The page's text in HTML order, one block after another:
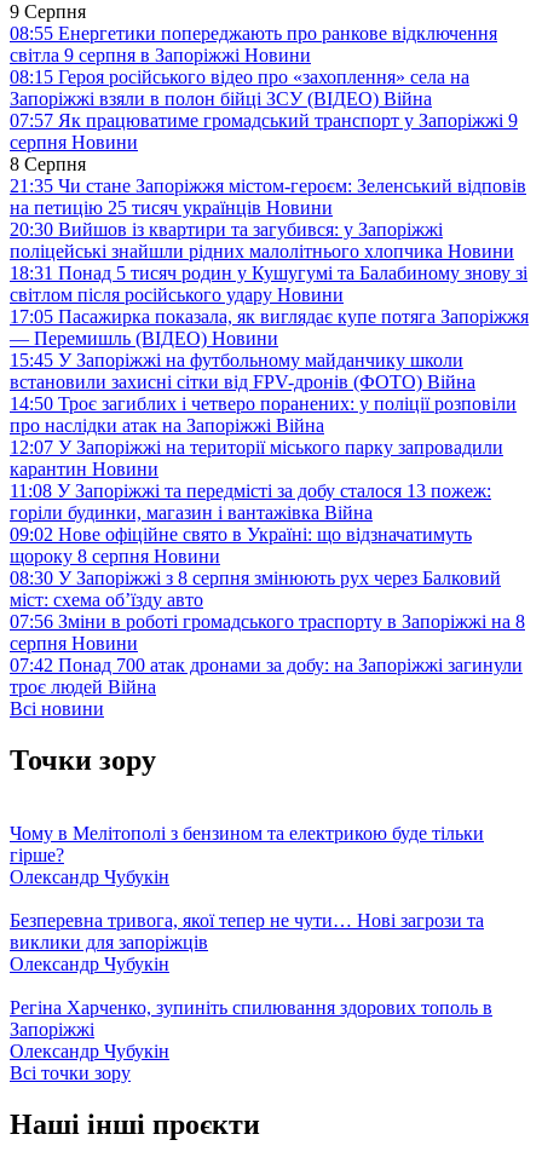
9 Серпня
08:55 Енергетики попереджають про ранкове відключення
світла 9 серпня в Запоріжжі Новини
08:15 Героя російського відео про «захоплення» села на
Запоріжжі взяли в полон бійці ЗСУ (ВІДЕО) Війна
07:57 Як працюватиме громадський транспорт у Запоріжжі 9
серпня Новини
8 Серпня
21:35 Чи стане Запоріжжя містом-героєм: Зеленський відповів
на петицію 25 тисяч українців Новини
20:30 Вийшов із квартири та загубився: у Запоріжжі
поліцейські знайшли рідних малолітнього хлопчика Новини
18:31 Понад 5 тисяч родин у Кушугумі та Балабиному знову зі
світлом після російського удару Новини
17:05 Пасажирка показала, як виглядає купе потяга Запоріжжя
— Перемишль (ВІДЕО) Новини
15:45 У Запоріжжі на футбольному майданчику школи
встановили захисні сітки від FPV-дронів (ФОТО) Війна
14:50 Троє загиблих і четверо поранених: у поліції розповіли
про наслідки атак на Запоріжжі Війна
12:07 У Запоріжжі на території міського парку запровадили
карантин Новини
11:08 У Запоріжжі та передмісті за добу сталося 13 пожеж:
горіли будинки, магазин і вантажівка Війна
09:02 Нове офіційне свято в Україні: що відзначатимуть
щороку 8 серпня Новини
08:30 У Запоріжжі з 8 серпня змінюють рух через Балковий
міст: схема об’їзду авто
07:56 Зміни в роботі громадського траспорту в Запоріжжі на 8
серпня Новини
07:42 Понад 700 атак дронами за добу: на Запоріжжі загинули
троє людей Війна
Всі новини
Точки зору
Чому в Мелітополі з бензином та електрикою буде тільки
гірше?
Олександр Чубукін
Безперевна тривога, якої тепер не чути… Нові загрози та
виклики для запоріжців
Олександр Чубукін
Регіна Харченко, зупиніть спилювання здорових тополь в
Запоріжжі
Олександр Чубукін
Всі точки зору
Наші інші проєкти